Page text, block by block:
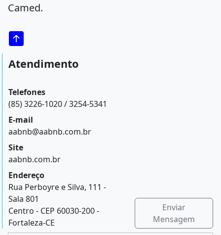
Camed.
Atendimento
Telefones
(85) 3226-1020 / 3254-5341
E-mail
aabnb@aabnb.com.br
Site
aabnb.com.br
Endereço
Rua Perboyre e Silva, 111 -
Sala 801
Centro - CEP 60030-200 -
Fortaleza-CE
Enviar
Mensagem